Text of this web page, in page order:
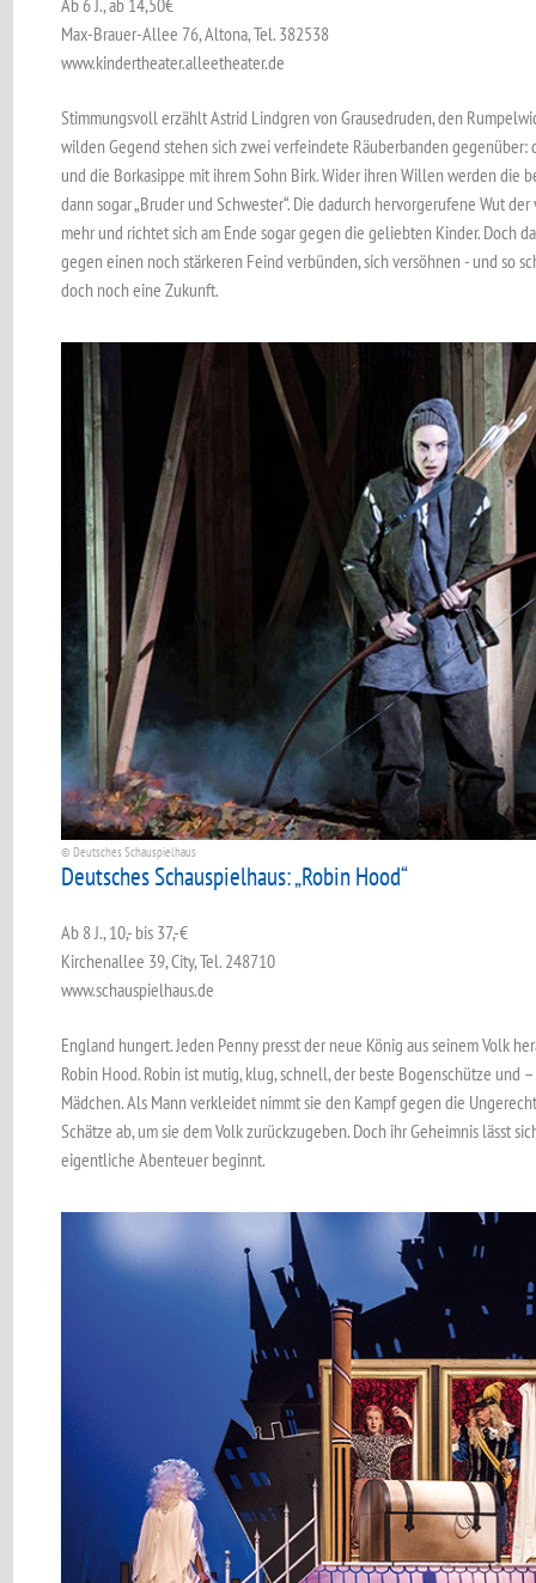
Max-Brauer-Allee 76, Altona, Tel. 382538
www.kindertheater.alleetheater.de
Stimmungsvoll erzählt Astrid Lindgren von Grausedruden, den
wilden Gegend stehen sich zwei verfeindete Räuberbanden gegenüber:
und die Borkasippe mit ihrem Sohn Birk. Wider ihren Willen werden die
dann sogar „Bruder und Schwester“. Die dadurch hervorgerufene Wut
mehr und richtet sich am Ende sogar gegen die geliebten Kinder. Doch
gegen einen noch stärkeren Feind verbünden, sich versöhnen - und so
doch noch eine Zukunft.
© Deutsches Schauspielhaus
Deutsches Schauspielhaus: „Robin Hood“
Ab 8 J., 10,- bis 37,-€
Kirchenallee 39, City, Tel. 248710
www.schauspielhaus.de
England hungert. Jeden Penny presst der neue König aus seinem Volk
Robin Hood. Robin ist mutig, klug, schnell, der beste Bogenschütze und
Mädchen. Als Mann verkleidet nimmt sie den Kampf gegen die
Schätze ab, um sie dem Volk zurückzugeben. Doch ihr Geheimnis lässt
eigentliche Abenteuer beginnt.